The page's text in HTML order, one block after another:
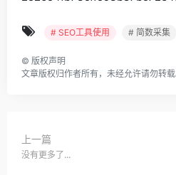
# SEO工具使用 # 简数采集
© 版权声明
文章版权归作者所有，未经允许请勿转载
上一篇
没有更多了...